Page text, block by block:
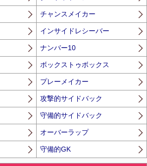
チャンスメイカー
インサイドレシーバー
ナンバー10
ボックストゥボックス
プレーメイカー
攻撃的サイドバック
守備的サイドバック
オーバーラップ
守備的GK